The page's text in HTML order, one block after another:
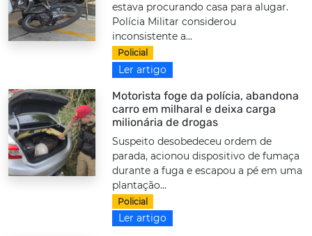
estava procurando casa para alugar.
Polícia Militar considerou
inconsistente a...
Policial
Ler artigo
Motorista foge da polícia, abandona
carro em milharal e deixa carga
milionária de drogas
Suspeito desobedeceu ordem de
parada, acionou dispositivo de fumaça
durante a fuga e escapou a pé em uma
plantação...
Policial
Ler artigo